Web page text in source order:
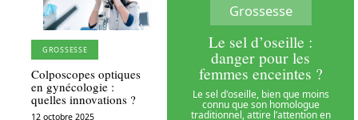
GROSSESSE
Colposcopes optiques
en gynécologie :
quelles innovations ?
12 octobre 2025
Grossesse
Le sel d’oseille :
danger pour les
femmes enceintes ?
Le sel d'oseille, bien que moins
connu que son homologue
traditionnel, attire l’attention en